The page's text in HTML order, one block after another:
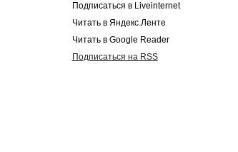
Подписаться в Liveinternet
Читать в Яндекс.Ленте
Читать в Google Reader
Подписаться на RSS